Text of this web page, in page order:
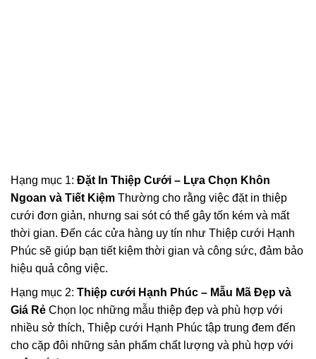
Hạng mục 1: Đặt In Thiệp Cưới – Lựa Chọn Khôn
Ngoan và Tiết Kiệm Thường cho rằng việc đặt in thiệp
cưới đơn giản, nhưng sai sót có thể gây tốn kém và mất
thời gian. Đến các cửa hàng uy tín như Thiệp cưới Hạnh
Phúc sẽ giúp bạn tiết kiệm thời gian và công sức, đảm bảo
hiệu quả công việc.
Hạng mục 2: Thiệp cưới Hạnh Phúc – Mẫu Mã Đẹp và
Giá Rẻ Chọn lọc những mẫu thiệp đẹp và phù hợp với
nhiều sở thích, Thiệp cưới Hạnh Phúc tập trung đem đến
cho cặp đôi những sản phẩm chất lượng và phù hợp với